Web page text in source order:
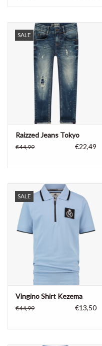
SALE
Raizzed Jeans Tokyo
€44,99 €22,49
SALE
Vingino Shirt Kezema
€44,99 €13,50